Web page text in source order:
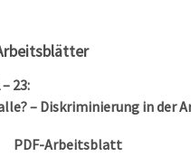
23:
– Diskriminierung in der
PDF-Arbeitsblatt